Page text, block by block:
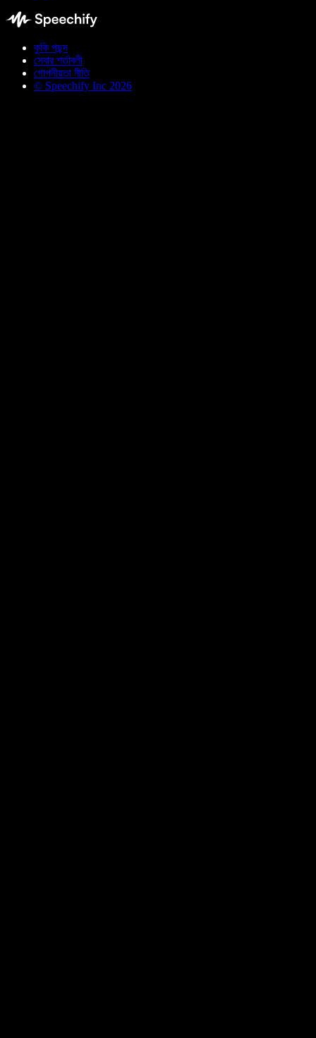
কুকি পছন্দ
সেবার শর্তাবলী
গোপনীয়তা নীতি
© Speechify Inc 2026